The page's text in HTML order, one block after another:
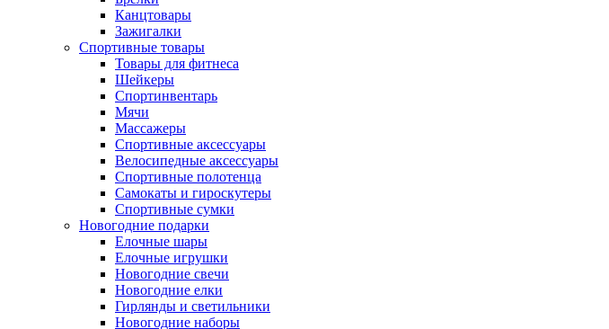
Канцтовары
Зажигалки
Спортивные товары
Товары для фитнеса
Шейкеры
Спортинвентарь
Мячи
Массажеры
Спортивные аксессуары
Велосипедные аксессуары
Спортивные полотенца
Самокаты и гироскутеры
Спортивные сумки
Новогодние подарки
Елочные шары
Елочные игрушки
Новогодние свечи
Новогодние елки
Гирлянды и светильники
Новогодние наборы